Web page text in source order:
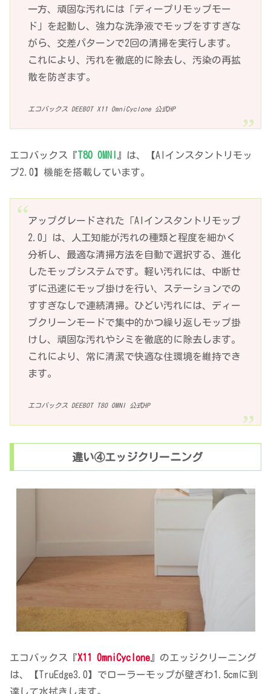
一方、頑固な汚れには「ディープリモップモー
ド」を起動し、強力な洗浄液でモップをすすぎな
がら、交差パターンで2回の清掃を実行します。
これにより、汚れを徹底的に除去し、汚染の再拡
散を防ぎます。
エコバックス DEEBOT X11 OmniCyclone 公式HP
エコバックス『T80 OMNI
』は、【AIインスタントリモッ
プ2.0】機能を搭載しています。
アップグレードされた「AIインスタントリモップ
2.0」は、人工知能が汚れの種類と程度を細かく
分析し、最適な清掃方法を自動で選択する、進化
したモップシステムです。軽い汚れには、中断せ
ずに迅速にモップ掛けを行い、ステーションでの
すすぎなしで連続清掃。ひどい汚れには、ディー
プクリーンモードで集中的かつ繰り返しモップ掛
けし、頑固な汚れやシミを徹底的に除去します。
これにより、常に清潔で快適な住環境を維持でき
ます。
エコバックス DEEBOT T80 OMNI 公式HP
違い④エッジクリーニング
エコバックス『X11 OmniCyclone 』のエッジクリーニング
は、【TruEdge3.0】でローラーモップが壁ぎわ1.5cmに到
達して水拭きします。